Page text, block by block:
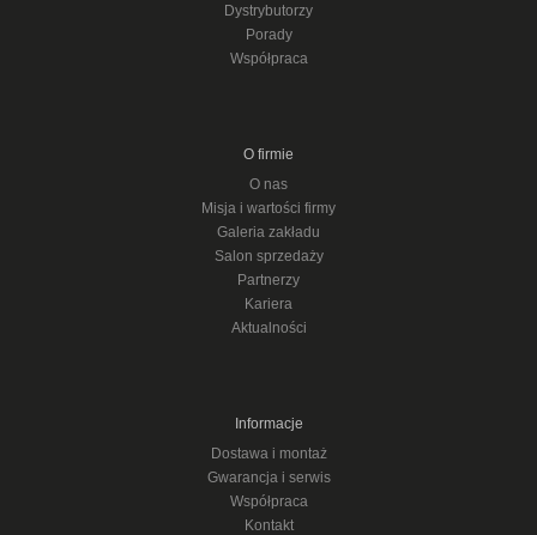
Dystrybutorzy
Porady
Współpraca
O firmie
O nas
Misja i wartości firmy
Galeria zakładu
Salon sprzedaży
Partnerzy
Kariera
Aktualności
Informacje
Dostawa i montaż
Gwarancja i serwis
Współpraca
Kontakt